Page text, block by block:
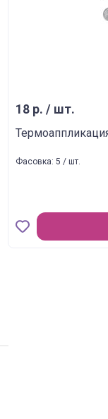
18 р. / шт.
Фасовка: 5 / шт.